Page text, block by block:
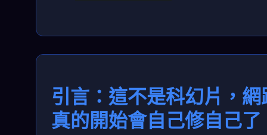
引言：這不是科幻片，網
真的開始會自己修自己了